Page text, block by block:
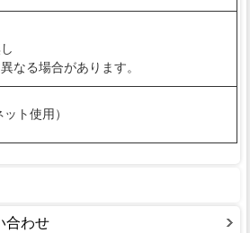
なる場合があります。
ト使用）
合わせ